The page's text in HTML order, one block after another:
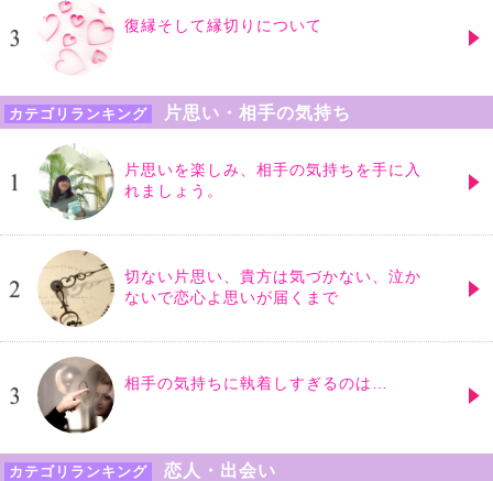
復縁そして縁切りについて
カテゴリランキング 片思い・相手の気持ち
片思いを楽しみ、相手の気持ちを手に入
れましょう。
切ない片思い、貴方は気づかない、泣か
ないで恋心よ思いが届くまで
相手の気持ちに執着しすぎるのは…
カテゴリランキング 恋人・出会い